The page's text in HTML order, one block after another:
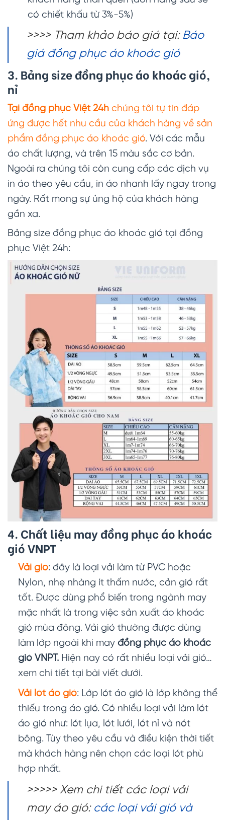
có chiết khấu từ 3%-5%)
>>>> Tham khảo báo giá tại: Báo
giá đồng phục áo khoác gió
3. Bảng size đồng phục áo khoác gió,
nỉ
Tại đồng phục Việt 24h chúng tôi tự tin đáp
ứng được hết nhu cầu của khách hàng về sản
phẩm đồng phục áo khoác gió. Với các mẫu
áo chất lượng, và trên 15 màu sắc cơ bản.
Ngoài ra chúng tôi còn cung cấp các dịch vụ
in áo theo yêu cầu, in áo nhanh lấy ngay trong
ngày. Rất mong sự ủng hộ của khách hàng
gần xa.
Bảng size đồng phục áo khoác gió tại đồng
phục Việt 24h:
4. Chất liệu may đồng phục áo khoác
gió VNPT
Vải gió: đây là loại vải làm từ PVC hoặc
Nylon, nhẹ nhàng ít thấm nước, cản gió rất
tốt. Được dùng phổ biến trong ngành may
mặc nhất là trong việc sản xuất áo khoác
gió mùa đông. Vải gió thường được dùng
làm lớp ngoài khi may đồng phục áo khoác
gió VNPT. Hiện nay có rất nhiều loại vải gió…
xem chi tiết tại bài viết dưới.
Vải lót áo gió: Lớp lót áo gió là lớp không thể
thiếu trong áo gió. Có nhiều loại vải làm lót
áo gió như: lót lụa, lót lưới, lót nỉ và nót
bông. Tùy theo yêu cầu và điều kiện thời tiết
mà khách hàng nên chọn các loại lót phù
hợp nhất.
>>>>> Xem chi tiết các loại vải
may áo gió: các loại vải gió và